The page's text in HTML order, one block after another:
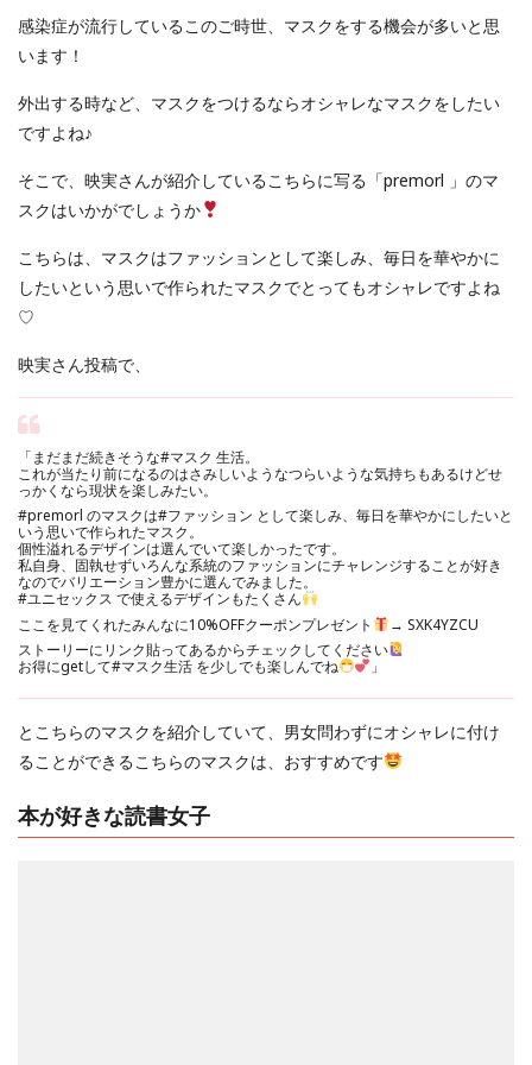
感染症が流行しているこのご時世、マスクをする機会が多いと思
います！
外出する時など、マスクをつけるならオシャレなマスクをしたい
ですよね♪
そこで、映実さんが紹介しているこちらに写る「premorl 」のマ
スクはいかがでしょうか
こちらは、マスクはファッションとして楽しみ、毎日を華やかに
したいという思いで作られたマスクでとってもオシャレですよね
♡
映実さん投稿で、
「まだまだ続きそうな#マスク 生活。
これが当たり前になるのはさみしいようなつらいような気持ちもあるけどせ
っかくなら現状を楽しみたい。
#premorl のマスクは#ファッション として楽しみ、毎日を華やかにしたいと
いう思いで作られたマスク。
個性溢れるデザインは選んでいて楽しかったです。
私自身、固執せずいろんな系統のファッションにチャレンジすることが好き
なのでバリエーション豊かに選んでみました。
#ユニセックス で使えるデザインもたくさん
ここを見てくれたみんなに10%OFFクーポンプレゼント
→ SXK4YZCU
ストーリーにリンク貼ってあるからチェックしてください
お得にgetして#マスク生活 を少しでも楽しんでね 」
とこちらのマスクを紹介していて、男女問わずにオシャレに付け
ることができるこちらのマスクは、おすすめです
本が好きな読書女子